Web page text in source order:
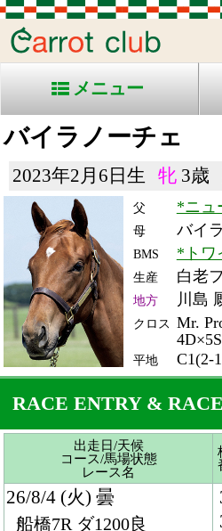
メニュー ロ
バイラノーチェ
2023年2月6日生 3歳
*ニューイヤーズデ
バイラオーラ
BMS *トワイニング
生産
川島 厩舎
Mr. Prospector
4D×5S, Northern
平地 C1(2-1-0-1)
RACE ENTRY & RACE
出走日/天候
コース/馬場状態
レース名
枠
番
頭
人 着
騎手
斤
体重
26/8/4 (火) 曇
船橋7R ダ1200良
3
3
10
1
6 岡
53
25/12/9 (火) 晴
船橋7R ダ1500良
牝)クラーベセクレタ・
メモリアル
8
13
14
2
1 岡村
54
25/10/2 (木) 晴
船橋7R ダ1500稍
牝)マキバスナイパー・
5 12 2 岡
54